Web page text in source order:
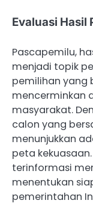
Evaluasi Hasil
Pascapemilu,
menjadi topik
pemilihan yang
mencerminkan
masyarakat.
calon yang
menunjukkan
peta
terinformasi
menentukan
pemerintahan